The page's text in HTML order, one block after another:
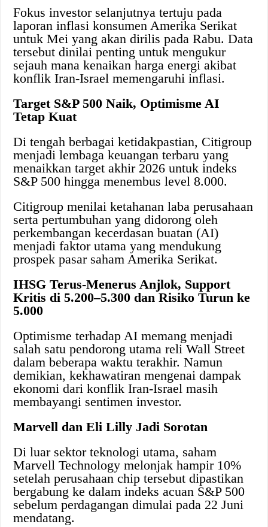
Fokus investor selanjutnya tertuju pada
laporan inflasi konsumen Amerika Serikat
untuk Mei yang akan dirilis pada Rabu. Data
tersebut dinilai penting untuk mengukur
sejauh mana kenaikan harga energi akibat
konflik Iran-Israel memengaruhi inflasi.
Target S&P 500 Naik, Optimisme AI
Tetap Kuat
Di tengah berbagai ketidakpastian, Citigroup
menjadi lembaga keuangan terbaru yang
menaikkan target akhir 2026 untuk indeks
S&P 500 hingga menembus level 8.000.
Citigroup menilai ketahanan laba perusahaan
serta pertumbuhan yang didorong oleh
perkembangan kecerdasan buatan (AI)
menjadi faktor utama yang mendukung
prospek pasar saham Amerika Serikat.
IHSG Terus-Menerus Anjlok, Support
Kritis di 5.200–5.300 dan Risiko Turun ke
5.000
Optimisme terhadap AI memang menjadi
salah satu pendorong utama reli Wall Street
dalam beberapa waktu terakhir. Namun
demikian, kekhawatiran mengenai dampak
ekonomi dari konflik Iran-Israel masih
membayangi sentimen investor.
Marvell dan Eli Lilly Jadi Sorotan
Di luar sektor teknologi utama, saham
Marvell Technology melonjak hampir 10%
setelah perusahaan chip tersebut dipastikan
bergabung ke dalam indeks acuan S&P 500
sebelum perdagangan dimulai pada 22 Juni
mendatang.